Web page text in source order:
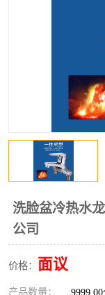
洗脸盆冷热水
公司
价格： 面议
产品数量：